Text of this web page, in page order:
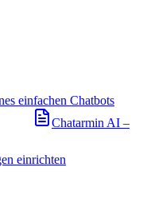
einfachen Chatbots
Chatarmin AI –
einrichten